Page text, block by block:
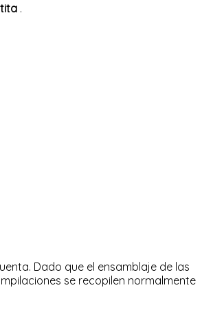
.
Dado que el ensamblaje de las
se recopilen normalmente